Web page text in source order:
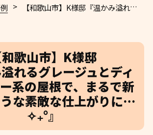
> 【和歌山市】K様邸 『温かみ溢れるグレージュとディープグレー系の屋根で、まるで新築かのような素敵な仕上がりに…✧₊°』
和歌山市】K様邸
溢れるグレージュとディ
系の屋根で、まるで新
な素敵な仕上がりに…
✧₊°』